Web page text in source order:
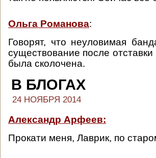
Ольга Романова:
Говорят, что неуловимая
существование после
была сколочена.
В БЛОГАХ
24 НОЯБРЯ 2014
Александр Арфеев:
Прокати меня, Лаврик, по